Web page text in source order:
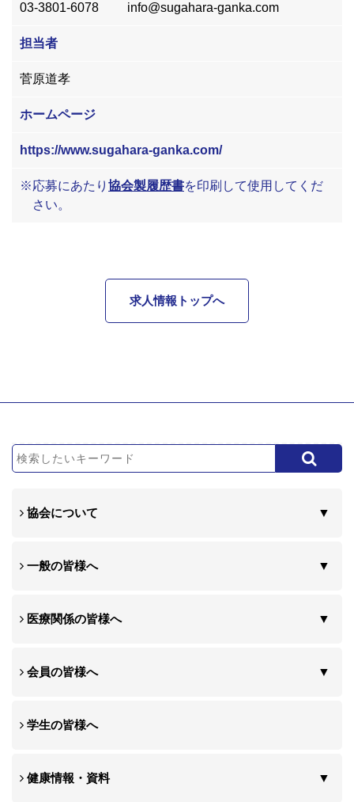
03-3801-6078 info@sugahara-ganka.com
担当者
菅原道孝
ホームページ
https://www.sugahara-ganka.com/
※応募にあたり 協会製履歴書を印刷して使用してくだ
さい。
求人情報トップへ
協会について
一般の皆様へ
医療関係の皆様へ
会員の皆様へ
学生の皆様へ
健康情報・資料